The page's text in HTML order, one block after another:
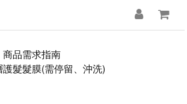
商品需求指南
髮髮膜(需停留、沖洗)